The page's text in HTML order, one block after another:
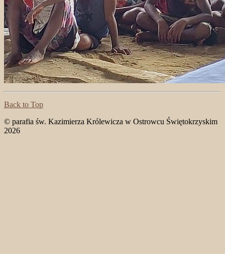
Back to Top
© parafia św. Kazimierza Królewicza w Ostrowcu Świętokrzyskim
2026